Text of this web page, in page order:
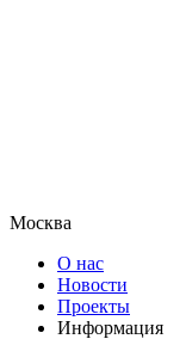
Москва
О нас
Новости
Проекты
Информация